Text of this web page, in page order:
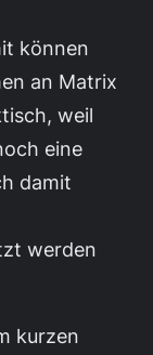
können
an Matrix
weil
eine
damit
werden
kurzen